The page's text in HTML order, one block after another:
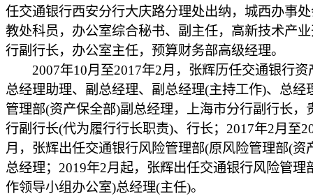
任交通银行西安分行大庆路分理处出纳，城西办事
教处科员，办公室综合秘书、副主任，高新技术产
行副行长，办公室主任，预算财务部高级经理。
2007年10月至2017年2月，张辉历任交通银行资
总经理助理、副总经理、副总经理(主持工作)、总经
管理部(资产保全部)副总经理，上海市分行副行长，
行副行长(代为履行行长职责)、行长；2017年2月至
月，张辉出任交通银行风险管理部(原风险管理部(资
总经理；2019年2月起，张辉出任交通银行风险管理
作领导小组办公室)总经理(主任)。